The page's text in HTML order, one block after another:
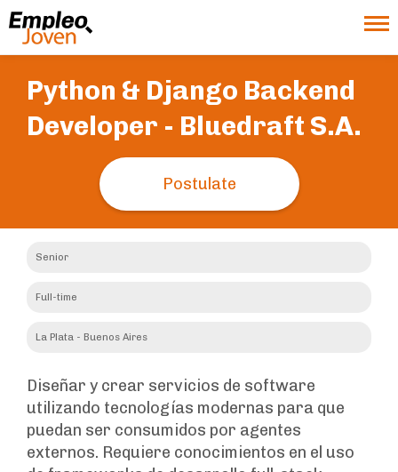
Python & Django Backend
Developer - Bluedraft S.A.
Postulate
Senior
Full-time
La Plata - Buenos Aires
Diseñar y crear servicios de software
utilizando tecnologías modernas para que
puedan ser consumidos por agentes
externos. Requiere conocimientos en el uso